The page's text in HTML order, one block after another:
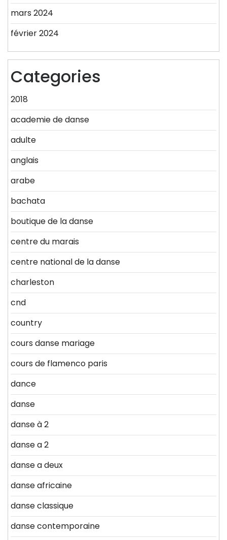
mars 2024
février 2024
Categories
2018
academie de danse
adulte
anglais
arabe
bachata
boutique de la danse
centre du marais
centre national de la danse
charleston
cnd
country
cours danse mariage
cours de flamenco paris
dance
danse
danse à 2
danse a 2
danse a deux
danse africaine
danse classique
danse contemporaine